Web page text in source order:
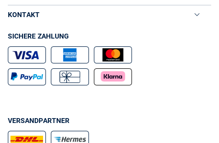
KONTAKT
SICHERE ZAHLUNG
VERSANDPARTNER